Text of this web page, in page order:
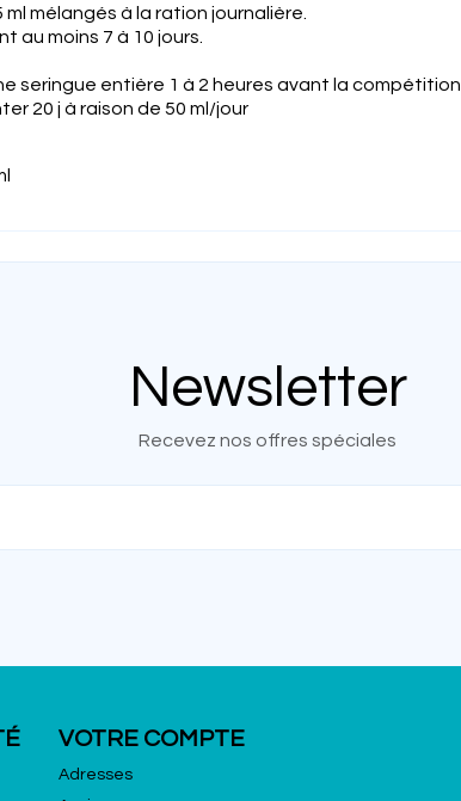
mélangés à la ration journalière.
au moins 7 à 10 jours.
seringue entière 1 à 2 heures avant la compétition.
20 j à raison de 50 ml/jour
Newsletter
Recevez nos offres spéciales
VOTRE COMPTE
Adresses